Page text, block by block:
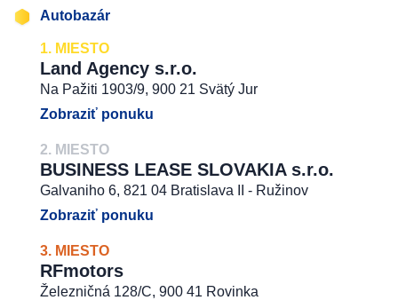
Autobazár
1. MIESTO
Land Agency s.r.o.
Na Pažiti 1903/9, 900 21 Svätý Jur
Zobraziť ponuku
2. MIESTO
BUSINESS LEASE SLOVAKIA s.r.o.
Galvaniho 6, 821 04 Bratislava II - Ružinov
Zobraziť ponuku
3. MIESTO
RFmotors
Železničná 128/C, 900 41 Rovinka